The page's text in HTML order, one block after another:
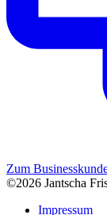
Zum
©2026 Jantscha
Impressum